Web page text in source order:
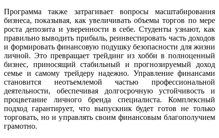
Программа также затрагивает вопросы масштабирования
бизнеса, показывая, как увеличивать объемы торгов по мере
роста депозита и уверенности в себе. Студенты узнают, как
правильно выводить прибыль, реинвестировать часть доходов
и формировать финансовую подушку безопасности для жизни
личной. Это превращает трейдинг из хобби в полноценный
бизнес, приносящий стабильный и прогнозируемый доход
семье и самому трейдеру надежно. Управление финансами
становится неотъемлемой частью профессиональной
деятельности, обеспечивая долгосрочную устойчивость и
процветание личного бренда специалиста. Комплексный
подход гарантирует, что выпускник будет готов не только
торговать, но и управлять своим финансовым благополучием
грамотно.